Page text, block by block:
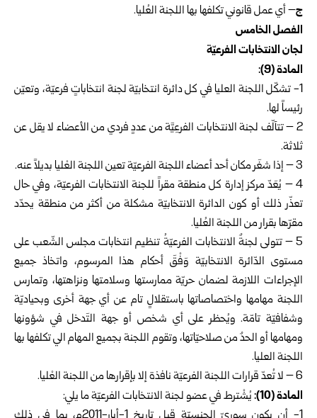
ج– أي عمل قانوني تكلفها بها اللجنة العُليا.
الفصل الخامس
لجان الانتخابات الفرعيّة
المادة (9):
1-‏ تشكّل اللجنة العليا في كل دائرة انتخابيّة لجنة انتخاباتٍ فرعيّة، وتعيّن
رئيساً لها.
2 – تتآلّف لجنة الانتخابات الفرعِيَّة من عددٍ فردي من الأعضاء لا يقل عن
ثلاثة.
3 – إذا شغَر مكان أحد أعضاء اللجنة الفرعيّة تعين اللجنة العْليا بديلاً عنه.
4 – يُعَدّ مركز إدارة كل منطقة مقراً للجنة الانتخابات الفرعيّة، وفي حال
تعذّر ذلك أو كون الدائرة الانتخابيّة مشكلة من أكثر من منطقة يحدّد
مقرّها بقرار من اللجنة العُليا.
5 – تتولى لجنةٌ الانتخابات الفرعيّةُ تنظيم انتخابات مجلس الشّعب على
مستوى الدّائرة ‏الانتخابيّة وَفْقَ أحكام هذا المرسوم، واتخاذ جميع
الإجراءات اللازمة لضمان حريّة ممارستها وسلامتها ونزاهتها، وتمارس
اللجنة مهامها واختصاصاتها باستقلالٍ تام عن أي جهة أخرى وبحياديّة
وشفافيّة تامّة. ويُحظر على أي شخص أو جهة التَدخل في شؤونها
ومهامها أو الحدٌ من صلاحيّاتها، وتقوم اللجنة بجميع المهام الي تكلفها بها
اللجنة العليا.
6 – لا تُعدّ قرارات اللجنة الفرعيّة نافذة إلا بإقرارها من اللجنة العْليا.
‏المادة (10):‏
يُشْترط في عضو لجنة الانتخابات الفرعيّة ما يلي: